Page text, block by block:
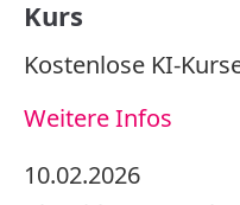
Kurs
Kostenlose KI-
Weitere Infos
10.02.2026